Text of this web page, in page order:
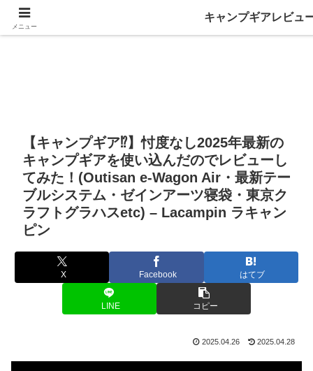
【キャンプギア⁉️】忖度なし2025年最新の
キャンプギアを使い込んだのでレビューし
てみた！(Outisan e-Wagon Air・最新テー
ブルシステム・ゼインアーツ寝袋・東京ク
ラフトグラハスetc) – Lacampin ラキャン
ピン
X Facebook はてブ
LINE コピー
2025.04.26 2025.04.28
メニュー
キャンプギアレビュ